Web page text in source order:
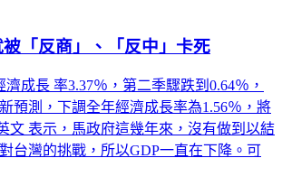
「反商」、「反中」卡死
成長 率3.37％，第二季驟跌到0.64％，
預測，下調全年經濟成長率為1.56％，將
文 表示，馬政府這幾年來，沒有做到以結
台灣的挑戰，所以GDP一直在下降。可